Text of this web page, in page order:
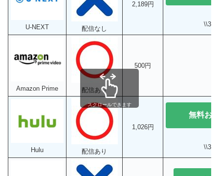
U-NEXT 配信なし
2,189円
\\31
Amazon Prime 配信あり
500円
Hulu 配信あり
1,026円
無料お
\\31
スクロールできます